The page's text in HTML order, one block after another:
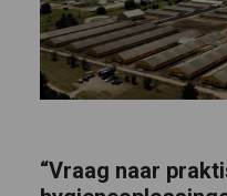
“Vraag naar